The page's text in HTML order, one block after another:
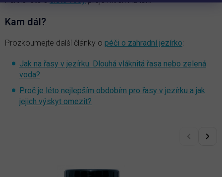
Kam dál?
Prozkoumejte další články o péči o zahradní jezírko:
Jak na řasy v jezírku. Dlouhá vláknitá řasa nebo zelená
voda?
Proč je léto nejlepším obdobím pro řasy v jezírku a jak
jejich výskyt omezit?